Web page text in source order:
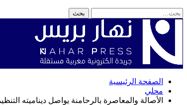
الصفحة الرئيسية
محلي
الأصالة والمعاصرة بالرحامنة يواصل ديناميته